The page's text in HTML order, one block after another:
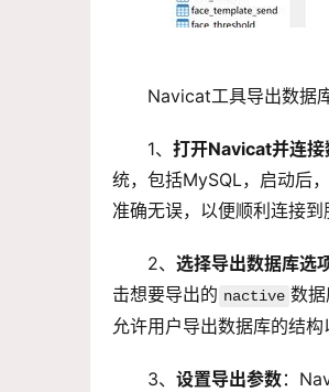
Navicat工具导出数据
1、 打开Navicat并连接
统，包括MySQL，启动后
准确无误，以便顺利连接到
2、 选择导出数据库选
击想要导出的 nactive 数
允许用户导出数据库的结构
3、 设置导出参数：